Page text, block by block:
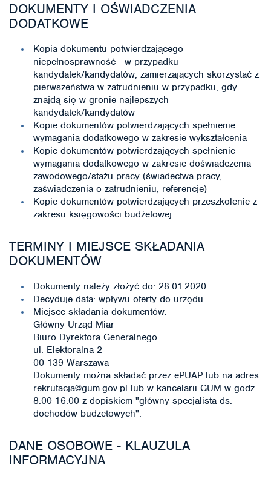
DOKUMENTY I OŚWIADCZENIA
DODATKOWE
Kopia dokumentu potwierdzającego
niepełnosprawność - w przypadku
kandydatek/kandydatów, zamierzających skorzystać z
pierwszeństwa w zatrudnieniu w przypadku, gdy
znajdą się w gronie najlepszych
kandydatek/kandydatów
Kopie dokumentów potwierdzających spełnienie
wymagania dodatkowego w zakresie wykształcenia
Kopie dokumentów potwierdzających spełnienie
wymagania dodatkowego w zakresie doświadczenia
zawodowego/stażu pracy (świadectwa pracy,
zaświadczenia o zatrudnieniu, referencje)
Kopie dokumentów potwierdzających przeszkolenie z
zakresu księgowości budżetowej
TERMINY I MIEJSCE SKŁADANIA
DOKUMENTÓW
Dokumenty należy złożyć do: 28.01.2020
Decyduje data: wpływu oferty do urzędu
Miejsce składania dokumentów:
Główny Urząd Miar
Biuro Dyrektora Generalnego
ul. Elektoralna 2
00-139 Warszawa
Dokumenty można składać przez ePUAP lub na adres
rekrutacja@gum.gov.pl lub w kancelarii GUM w godz.
8.00-16.00 z dopiskiem "główny specjalista ds.
dochodów budżetowych".
DANE OSOBOWE - KLAUZULA
INFORMACYJNA